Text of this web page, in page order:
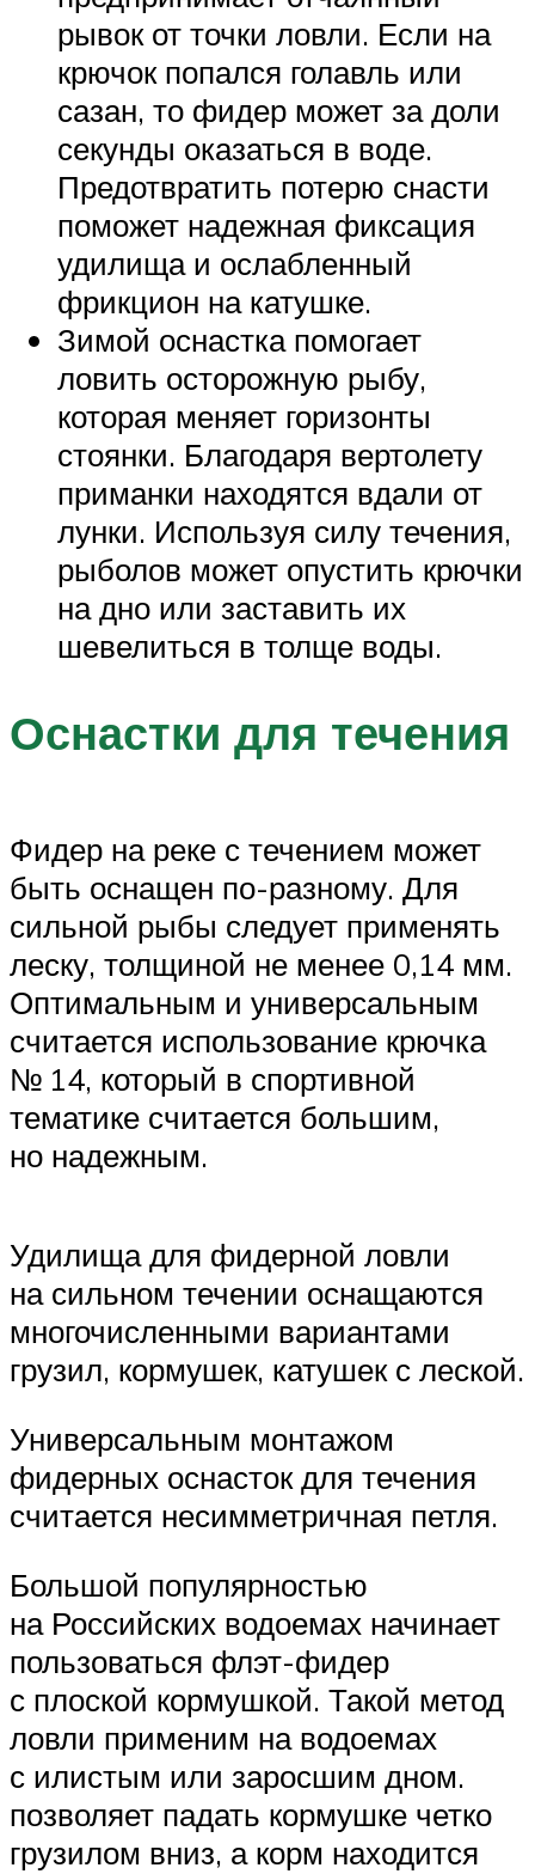
рывок от точки ловли. Если на
крючок попался голавль или
сазан, то фидер может за доли
секунды оказаться в воде.
Предотвратить потерю снасти
поможет надежная фиксация
удилища и ослабленный
фрикцион на катушке.
Зимой оснастка помогает
ловить осторожную рыбу,
которая меняет горизонты
стоянки. Благодаря вертолету
приманки находятся вдали от
лунки. Используя силу течения,
рыболов может опустить крючки
на дно или заставить их
шевелиться в толще воды.
Оснастки для течения
Фидер на реке с течением может
быть оснащен по-разному. Для
сильной рыбы следует применять
леску, толщиной не менее 0,14 мм.
Оптимальным и универсальным
считается использование крючка
№ 14, который в спортивной
тематике считается большим,
но надежным.
Удилища для фидерной ловли
на сильном течении оснащаются
многочисленными вариантами
грузил, кормушек, катушек с леской.
Универсальным монтажом
фидерных оснасток для течения
считается несимметричная петля.
Большой популярностью
на Российских водоемах начинает
пользоваться флэт-фидер
с плоской кормушкой. Такой метод
ловли применим на водоемах
с илистым или заросшим дном.
позволяет падать кормушке четко
грузилом вниз, а корм находится